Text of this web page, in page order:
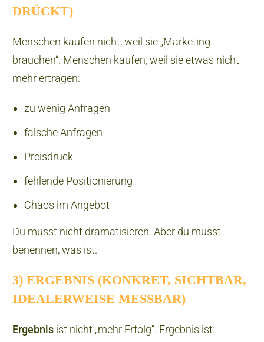
DRÜCKT)
Menschen kaufen nicht, weil sie „Marketing
brauchen“. Menschen kaufen, weil sie etwas nicht
mehr ertragen:
zu wenig Anfragen
falsche Anfragen
Preisdruck
fehlende Positionierung
Chaos im Angebot
Du musst nicht dramatisieren. Aber du musst
benennen, was ist.
3) ERGEBNIS (KONKRET, SICHTBAR,
IDEALERWEISE MESSBAR)
Ergebnis ist nicht „mehr Erfolg“. Ergebnis ist: